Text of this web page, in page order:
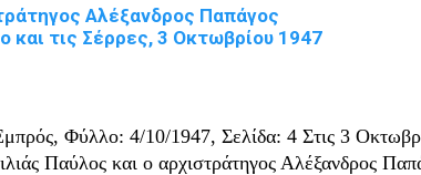
Αλέξανδρος Παπάγος
και τις Σέρρες, 3 Οκτωβρίου 1947
Φύλλο: 4/10/1947, Σελίδα: 4 Στις 3
Παύλος και ο αρχιστράτηγος Αλέξανδρος